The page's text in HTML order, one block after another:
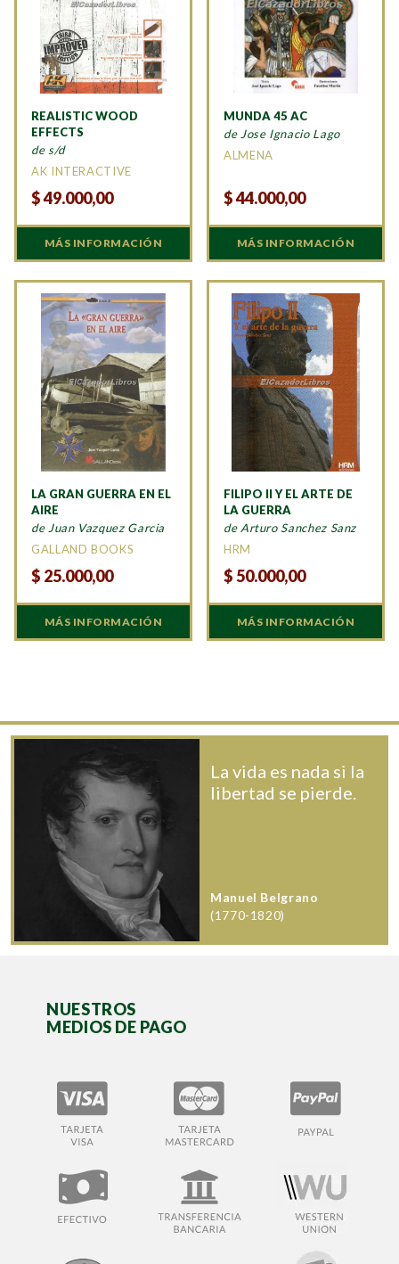
REALISTIC WOOD
EFFECTS
de s/d
AK INTERACTIVE
$49.000,00
MÁS INFORMACIÓN
MUNDA 45 AC
de Jose Ignacio Lago
ALMENA
$44.000,00
MÁS INFORMACIÓN
LA GRAN GUERRA EN EL
AIRE
de Juan Vazquez Garcia
GALLAND BOOKS
$ 25.000,00
MÁS INFORMACIÓN
FILIPO II Y EL ARTE DE
LA GUERRA
de Arturo Sanchez Sanz
HRM
$ 50.000,00
MÁS INFORMACIÓN
La vida es nada si la
libertad se pierde.
Manuel Belgrano
(1770-1820)
NUESTROS
MEDIOS DE PAGO